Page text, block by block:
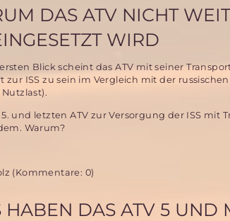
DAS ATV NICHT
WIRD
Blick scheint das ATV mit seiner
zur ISS zu sein im Vergleich mit der
Nutzlast).
und letzten ATV zur Versorgung der ISS
Warum?
(Kommentare: 0)
HABEN DAS ATV 5 UND